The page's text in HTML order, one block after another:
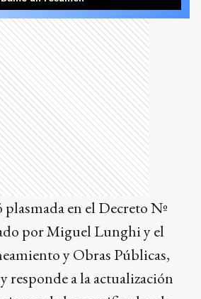
en el Decreto Nº
por Miguel Lunghi y el
y Obras Públicas,
responde a la actualización